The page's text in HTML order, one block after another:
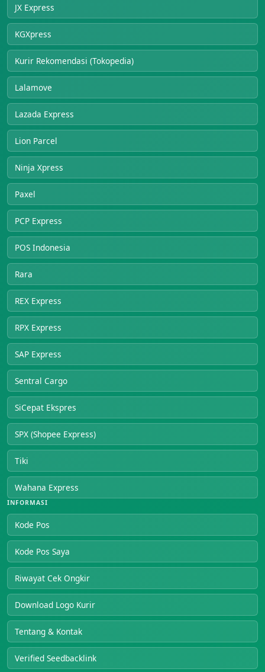
JX Express
KGXpress
Kurir Rekomendasi (Tokopedia)
Lalamove
Lazada Express
Lion Parcel
Ninja Xpress
Paxel
PCP Express
POS Indonesia
Rara
REX Express
RPX Express
SAP Express
Sentral Cargo
SiCepat Ekspres
SPX (Shopee Express)
Tiki
Wahana Express
INFORMASI
Kode Pos
Kode Pos Saya
Riwayat Cek Ongkir
Download Logo Kurir
Tentang & Kontak
Verified Seedbacklink